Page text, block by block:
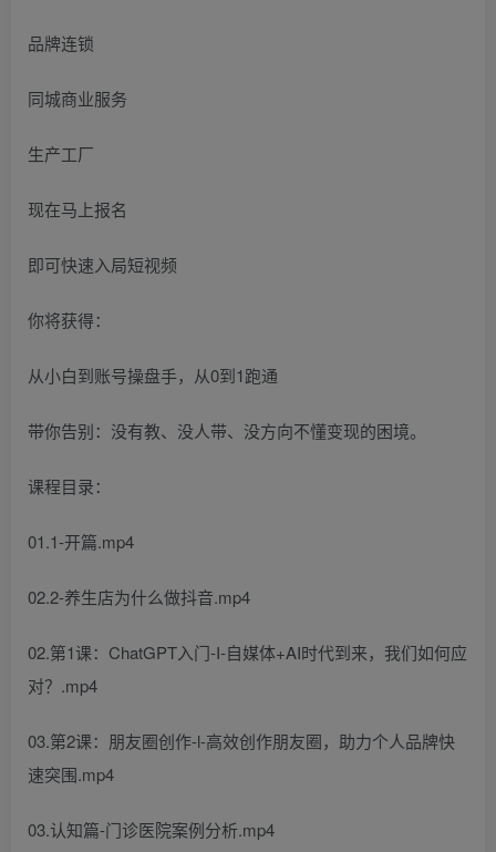
品牌连锁
同城商业服务
生产工厂
现在马上报名
即可快速入局短视频
你将获得：
从小白到账号操盘手，从0到1跑通
带你告别：没有教、没人带、没方向不懂变现的困境。
课程目录：
01.1-开篇.mp4
02.2-养生店为什么做抖音.mp4
02.第1课：ChatGPT入门-I-自媒体+AI时代到来，我们如何应
对？.mp4
03.第2课：朋友圈创作-l-高效创作朋友圈，助力个人品牌快
速突围.mp4
03.认知篇-门诊医院案例分析.mp4